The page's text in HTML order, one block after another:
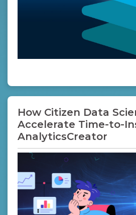
How Citizen Data
Accelerate Time-to-
AnalyticsCreator